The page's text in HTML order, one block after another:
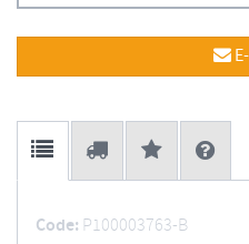
Code: P100003763-B